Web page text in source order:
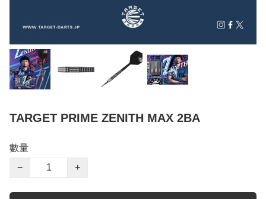
TARGET PRIME ZENITH MAX 2BA
數量
−
+